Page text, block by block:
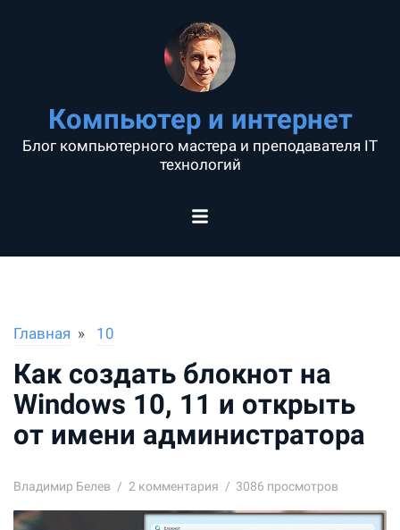
Компьютер и интернет
Блог компьютерного мастера и преподавателя IT
технологий
Главная 10
Как создать блокнот на
Windows 10, 11 и открыть
от имени администратора
Владимир Белев 2 комментария 3086 просмотров